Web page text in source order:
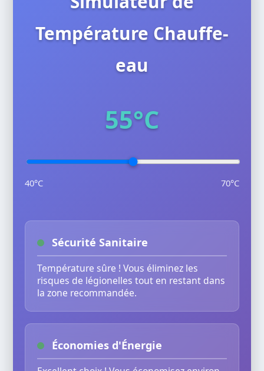
Température Chauffe-
eau
55°C
40°C 70°C
Sécurité Sanitaire
Température sûre ! Vous éliminez les
risques de légionelles tout en restant dans
la zone recommandée.
Économies d'Énergie